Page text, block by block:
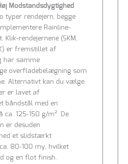
Modstandsdygtighed
typer rendejern, begge
Rainline-
rendejernene (SKM,
er fremstillet af
har samme
overfladebelægning som
Alternativt kan du vælge
er lavet af
båndstål med en
125-150 g/m². De
er desuden
et slidstærkt
80-100 my, hvilket
og en flot finish.